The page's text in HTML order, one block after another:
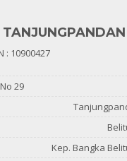
TANJUNGPANDAN
: 10900427
29
Kep. Bangka